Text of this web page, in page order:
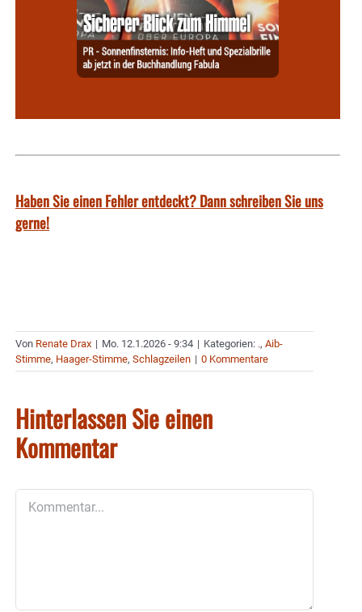
Haben Sie einen Fehler entdeckt? Dann schreiben Sie uns
gerne!
Von Renate Drax | Mo. 12.1.2026 - 9:34 | Kategorien: ., Aib-
Stimme, Haager-Stimme, Schlagzeilen | 0 Kommentare
Hinterlassen Sie einen
Kommentar